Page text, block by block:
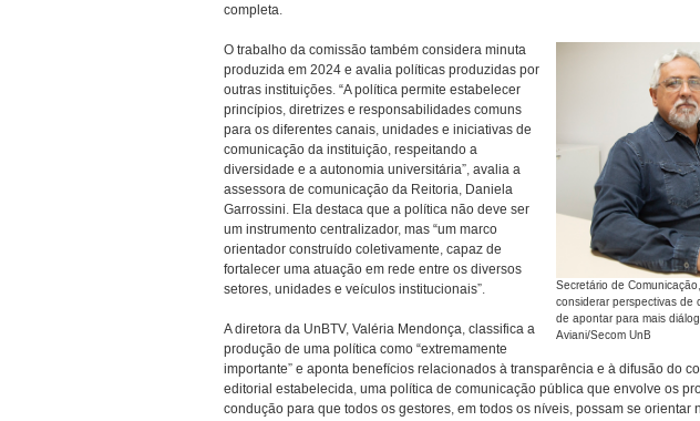
completa.
Secretário de
considerar perspectivas de
de apontar para mais
Aviani/Secom UnB
O trabalho da comissão também considera minuta
produzida em 2024 e avalia políticas produzidas por
outras instituições. “A política permite estabelecer
princípios, diretrizes e responsabilidades comuns
para os diferentes canais, unidades e iniciativas de
comunicação da instituição, respeitando a
diversidade e a autonomia universitária”, avalia a
assessora de comunicação da Reitoria, Daniela
Garrossini. Ela destaca que a política não deve ser
um instrumento centralizador, mas “um marco
orientador construído coletivamente, capaz de
fortalecer uma atuação em rede entre os diversos
setores, unidades e veículos institucionais”.
A diretora da UnBTV, Valéria Mendonça, classifica a
produção de uma política como “extremamente
importante” e aponta benefícios relacionados à transparência e à difusão do
editorial estabelecida, uma política de comunicação pública que envolve os
condução para que todos os gestores, em todos os níveis, possam se orientar